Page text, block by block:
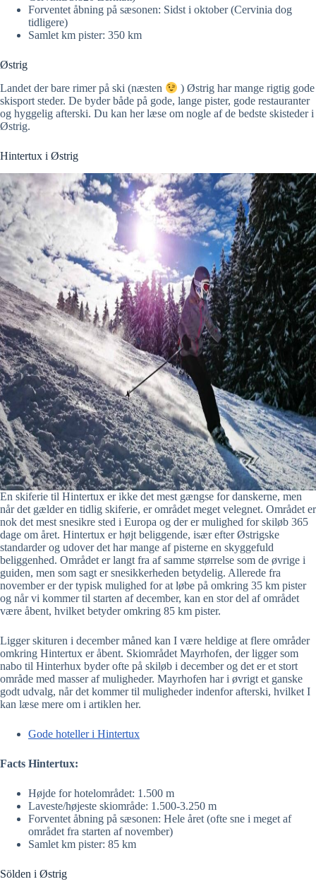
Forventet åbning på sæsonen: Sidst i oktober (Cervinia dog
tidligere)
Samlet km pister: 350 km
Østrig
Landet der bare rimer på ski (næsten
) Østrig har mange rigtig gode
skisport steder. De byder både på gode, lange pister, gode restauranter
og hyggelig afterski. Du kan her læse om nogle af de bedste skisteder i
Østrig.
Hintertux i Østrig
En skiferie til Hintertux er ikke det mest gængse for danskerne, men
når det gælder en tidlig skiferie, er området meget velegnet. Området er
nok det mest snesikre sted i Europa og der er mulighed for skiløb 365
dage om året. Hintertux er højt beliggende, især efter Østrigske
standarder og udover det har mange af pisterne en skyggefuld
beliggenhed. Området er langt fra af samme størrelse som de øvrige i
guiden, men som sagt er snesikkerheden betydelig. Allerede fra
november er der typisk mulighed for at løbe på omkring 35 km pister
og når vi kommer til starten af december, kan en stor del af området
være åbent, hvilket betyder omkring 85 km pister.
Ligger skituren i december måned kan I være heldige at flere områder
omkring Hintertux er åbent. Skiområdet Mayrhofen, der ligger som
nabo til Hinterhux byder ofte på skiløb i december og det er et stort
område med masser af muligheder. Mayrhofen har i øvrigt et ganske
godt udvalg, når det kommer til muligheder indenfor afterski, hvilket I
kan læse mere om i artiklen her.
Gode hoteller i Hintertux
Facts Hintertux:
Højde for hotelområdet: 1.500 m
Laveste/højeste skiområde: 1.500-3.250 m
Forventet åbning på sæsonen: Hele året (ofte sne i meget af
området fra starten af november)
Samlet km pister: 85 km
Sölden i Østrig